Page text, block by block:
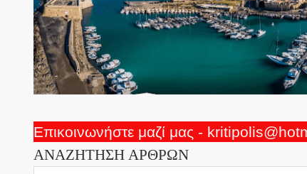
Επικοινωνήστε μαζί μας -
ΑΝΑΖΗΤΗΣΗ ΑΡΘΡΩΝ